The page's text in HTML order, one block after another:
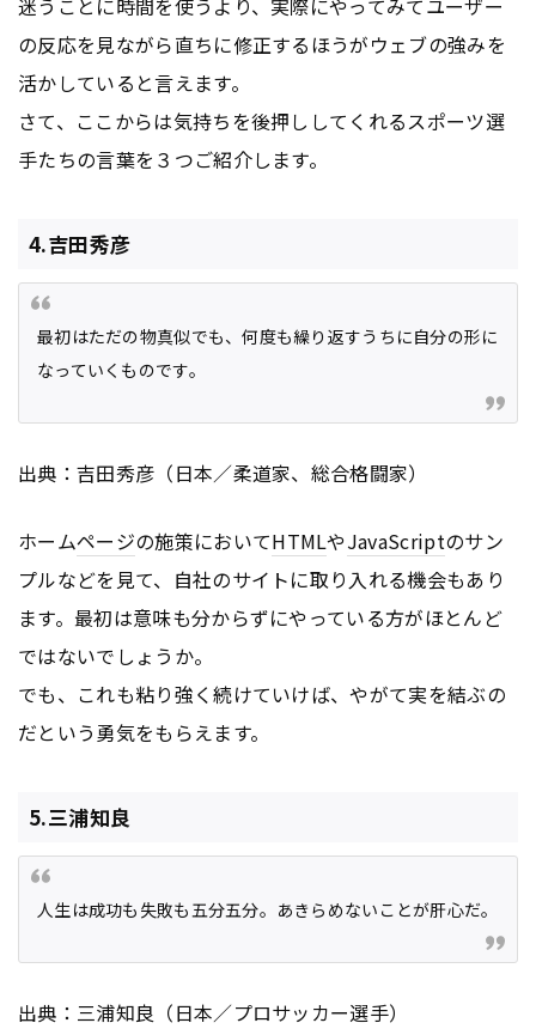
の反応を見ながら直ちに修正するほうがウェブの強みを
活かしていると言えます。
さて、ここからは気持ちを後押ししてくれるスポーツ選
手たちの言葉を３つご紹介します。
4.吉田秀彦
最初はただの物真似でも、何度も繰り返すうちに自分の形に
なっていくものです。
出典：吉田秀彦（日本／柔道家、総合格闘家）
ホームページの施策においてHTMLやJavaScriptのサン
プルなどを見て、自社のサイトに取り入れる機会もあり
ます。最初は意味も分からずにやっている方がほとんど
ではないでしょうか。
でも、これも粘り強く続けていけば、やがて実を結ぶの
だという勇気をもらえます。
5.三浦知良
人生は成功も失敗も五分五分。あきらめないことが肝心だ。
出典：三浦知良（日本／プロサッカー選手）